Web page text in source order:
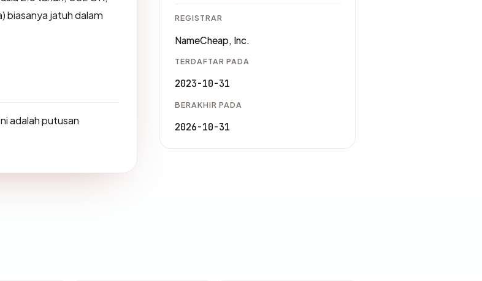
biasanya jatuh dalam
adalah putusan
REGISTRAR
NameCheap, Inc.
TERDAFTAR PADA
2023-10-31
BERAKHIR PADA
2026-10-31